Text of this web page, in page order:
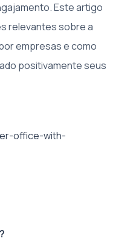
Este artigo
relevantes sobre a
empresas e como
positivamente seus